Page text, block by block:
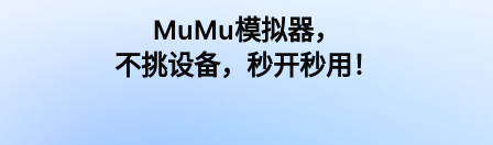
MuMu模拟器，
不挑设备，秒开秒用！